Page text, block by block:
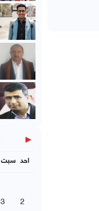
◀
سبت احد
2
3